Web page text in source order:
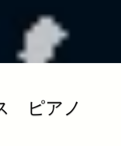
ピアノ